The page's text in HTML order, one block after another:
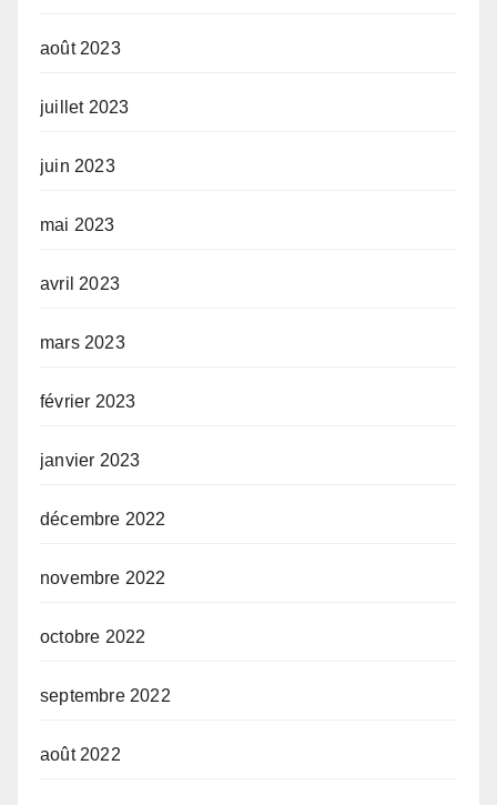
août 2023
juillet 2023
juin 2023
mai 2023
avril 2023
mars 2023
février 2023
janvier 2023
décembre 2022
novembre 2022
octobre 2022
septembre 2022
août 2022